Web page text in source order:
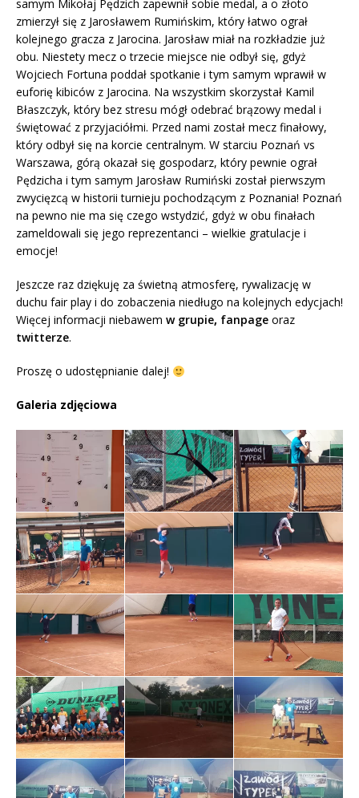
samym Mikołaj Pędzich zapewnił sobie medal, a o złoto
zmierzył się z Jarosławem Rumińskim, który łatwo ograł
kolejnego gracza z Jarocina. Jarosław miał na rozkładzie już
obu. Niestety mecz o trzecie miejsce nie odbył się, gdyż
Wojciech Fortuna poddał spotkanie i tym samym wprawił w
euforię kibiców z Jarocina. Na wszystkim skorzystał Kamil
Błaszczyk, który bez stresu mógł odebrać brązowy medal i
świętować z przyjaciółmi. Przed nami został mecz finałowy,
który odbył się na korcie centralnym. W starciu Poznań vs
Warszawa, górą okazał się gospodarz, który pewnie ograł
Pędzicha i tym samym Jarosław Rumiński został pierwszym
zwycięzcą w historii turnieju pochodzącym z Poznania! Poznań
na pewno nie ma się czego wstydzić, gdyż w obu finałach
zameldowali się jego reprezentanci – wielkie gratulacje i
emocje!
Jeszcze raz dziękuję za świetną atmosferę, rywalizację w
duchu fair play i do zobaczenia niedługo na kolejnych edycjach!
Więcej informacji niebawem w grupie, fanpage oraz
twitterze.
Proszę o udostępnianie dalej!
Galeria zdjęciowa